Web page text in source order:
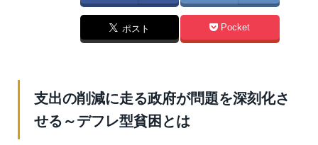
ポスト Pocket
支出の削減に走る政府が問題を深刻化さ
せる～デフレ型貧困とは